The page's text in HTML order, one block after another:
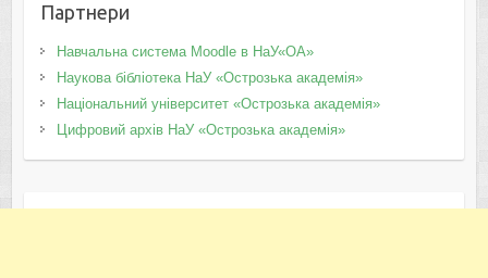
Партнери
Навчальна система Moodle в НаУ«ОА»
Наукова бібліотека НаУ «Острозька академія»
Національний університет «Острозька академія»
Цифровий архів НаУ «Острозька академія»